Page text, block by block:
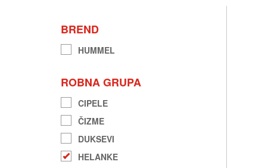
BREND
HUMMEL
ROBNA GRUPA
CIPELE
ČIZME
DUKSEVI
HELANKE